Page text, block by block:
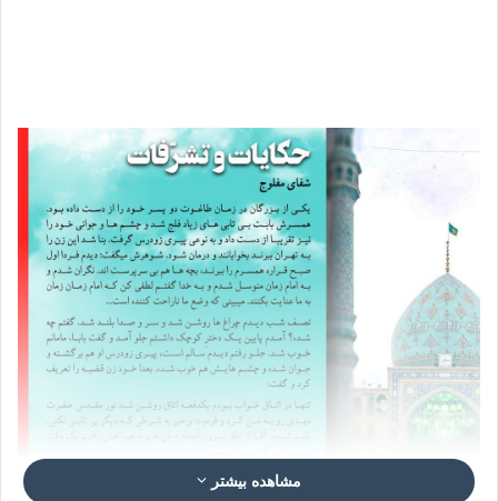
مشاهده بیشتر